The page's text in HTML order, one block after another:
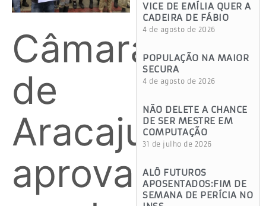
Câmara
de
Aracaju
aprova
VICE DE EMÍLIA QUER A
CADEIRA DE FÁBIO
4 de agosto de 2026
POPULAÇÃO NA MAIOR
SECURA
4 de agosto de 2026
NÃO DELETE A CHANCE
DE SER MESTRE EM
COMPUTAÇÃO
31 de julho de 2026
ALÔ FUTUROS
APOSENTADOS:FIM DE
SEMANA DE PERÍCIA NO